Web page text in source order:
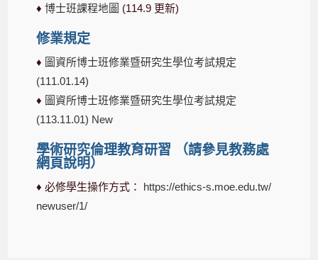
♦博士班課程地圖 (114.9 更新)
修業規定
♦ 圖資所博士班修業暨研究生學位考試規定
(111.01.14)
♦ 圖資所博士班修業暨研究生學位考試規定
(113.11.01) New
學術研究倫理教育研習 （請參見教務處
網頁說明）
♦必修學生操作方式： https://ethics-s.moe.edu.tw/
newuser/1/